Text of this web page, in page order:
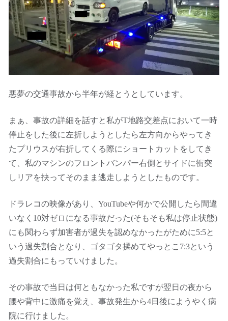
悪夢の交通事故から半年が経とうとしています。
まぁ、事故の詳細を話すと私がT地路交差点において一時
停止をした後に左折しようとしたら左方向からやってき
たプリウスが右折してくる際にショートカットをしてき
て、私のマシンのフロントバンパー右側とサイドに衝突
しリアを抉ってそのまま逃走しようとしたものです。
ドラレコの映像があり、YouTubeや何かで公開したら間違
いなく10対ゼロになる事故だった(そもそも私は停止状態)
にも関わらず加害者が過失を認めなかったがために5:5と
いう過失割合となり、ゴタゴタ揉めてやっとこ7:3という
過失割合にもっていけました。
その事故で当日は何ともなかった私ですが翌日の夜から
腰や背中に激痛を覚え、事故発生から4日後にようやく病
院に行けました。